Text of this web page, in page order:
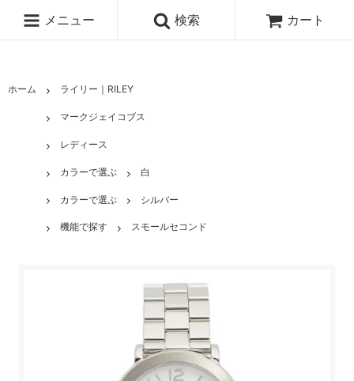
メニュー 検索 カート
ホーム ライリー｜RILEY
マークジェイコブス
レディース
カラーで選ぶ 白
カラーで選ぶ シルバー
機能で探す スモールセコンド